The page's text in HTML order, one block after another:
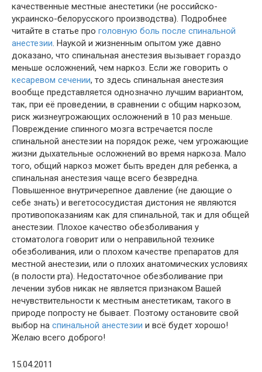
качественные местные анестетики (не российско-
украинско-белорусского производства). Подробнее
читайте в статье про головную боль после спинальной
анестезии. Наукой и жизненным опытом уже давно
доказано, что спинальная анестезия вызывает гораздо
меньше осложнений, чем наркоз. Если же говорить о
кесаревом сечении, то здесь спинальная анестезия
вообще представляется однозначно лучшим вариантом,
так, при её проведении, в сравнении с общим наркозом,
риск жизнеугрожающих осложнений в 10 раз меньше.
Повреждение спинного мозга встречается после
спинальной анестезии на порядок реже, чем угрожающие
жизни дыхательные осложнений во время наркоза. Мало
того, общий наркоз может быть вреден для ребенка, а
спинальная анестезия чаще всего безвредна.
Повышенное внутричерепное давление (не дающие о
себе знать) и вегетососудистая дистония не являются
противопоказаниям как для спинальной, так и для общей
анестезии. Плохое качество обезболивания у
стоматолога говорит или о неправильной технике
обезболивания, или о плохом качестве препаратов для
местной анестезии, или о плохих анатомических условиях
(в полости рта). Недостаточное обезболивание при
лечении зубов никак не является признаком Вашей
нечувствительности к местным анестетикам, такого в
природе попросту не бывает. Поэтому остановите свой
выбор на спинальной анестезии и всё будет хорошо!
Желаю всего доброго!
15.04.2011